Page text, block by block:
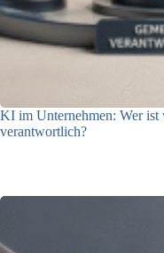
KI im Unternehmen: Wer
verantwortlich?